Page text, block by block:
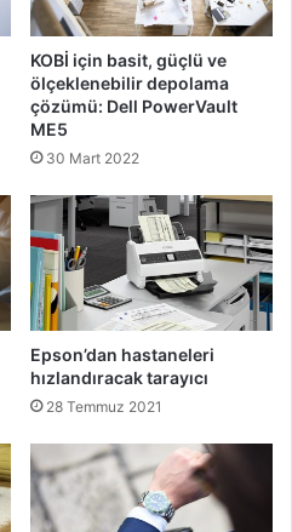
KOBİ için basit, güçlü ve
ölçeklenebilir depolama
çözümü: Dell PowerVault
ME5
30 Mart 2022
Epson’dan hastaneleri
hızlandıracak tarayıcı
28 Temmuz 2021